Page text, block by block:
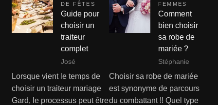
DE FÊTES
Guide pour
choisir un
traiteur
complet
José
Lorsque vient le temps de
choisir un traiteur mariage
Gard, le processus peut être
FEMMES
Comment
bien choisir
sa robe de
mariée ?
Stéphanie
Choisir sa robe de mariée
est synonyme de parcours
du combattant !! Quel type